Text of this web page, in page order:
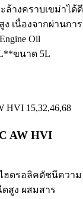
ล้างคราบเขม่าได้ดี
เนื่องจากผ่านการ
Oil
ขนาด 5L
AW HVI
ฮดรอลิคดัชนีความ
สูง ผสมสาร